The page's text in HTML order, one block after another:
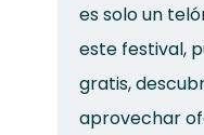
es solo un
este festival,
gratis,
aprovechar